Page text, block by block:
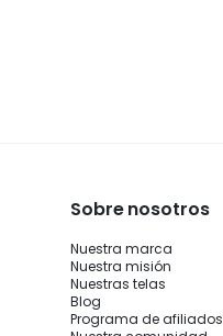
Sobre nosotros
Nuestra marca
Nuestra misión
Nuestras telas
Blog
Programa de afiliados